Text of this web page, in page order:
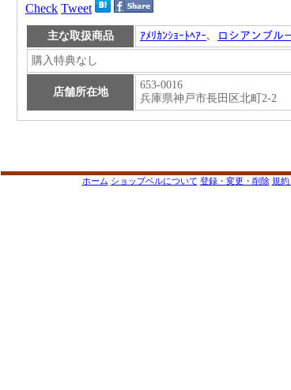
Check Tweet
主な取扱商品 ｱﾒﾘｶﾝｼｮｰﾄﾍｱｰ、 ロシアンブル
購入特典なし
店舗所在地
653-0016
兵庫県神戸市長田区北町2-2
ホーム ショップベルについて 登録・変更・削除 規約